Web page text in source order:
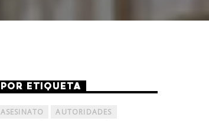
POR ETIQUETA
ASESINATO
AUTORIDADES